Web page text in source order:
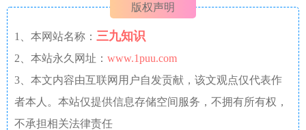
版权声明
1、本网站名称： 三九知识
2、本站永久网址： www.1puu.com
3、本文内容由互联网用户自发贡献，该文观点仅代表作
者本人。本站仅提供信息存储空间服务，不拥有所有权，
不承担相关法律责任